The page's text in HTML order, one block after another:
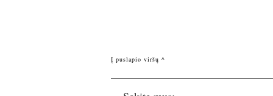
Į puslapio viršų ^